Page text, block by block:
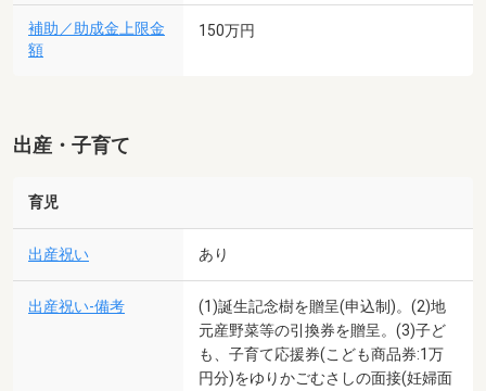
補助／助成金上限金
額
150万円
出産・子育て
育児
出産祝い あり
出産祝い-備考
(1)誕生記念樹を贈呈(申込制)。(2)地
元産野菜等の引換券を贈呈。(3)子ど
も、子育て応援券(こども商品券:1万
円分)をゆりかごむさしの面接(妊婦面